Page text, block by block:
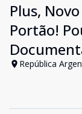
Plus,
Portão!
República